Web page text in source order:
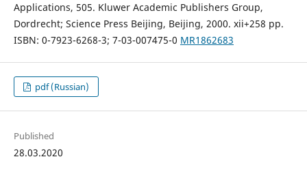
Applications, 505. Kluwer Academic Publishers Group,
Dordrecht; Science Press Beijing, Beijing, 2000. xii+258 pp.
ISBN: 0-7923-6268-3; 7-03-007475-0 MR1862683
pdf (Russian)
Published
28.03.2020